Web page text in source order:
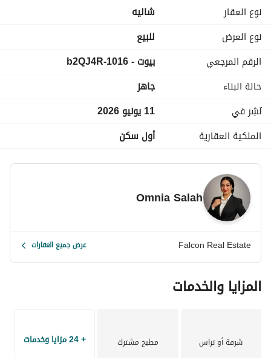
جاهزه من جميع الخدمات ( اساسيه - ترفيهيه )
خصم الكاش = 6,440,000
للتفاصيل وزياره القريه كلمني علي
او ابعتلي علي الواتساب اسكرين للـ اعلان وهبعتلك كل التفاصيل
نوع العقار
شاليه
نوع العرض
للبيع
الرقم المرجعي
بيوت - 1016-b2QJ4R
حالة البناء
جاهز
نُشِر في
11 يونيو 2026
الملكية العقارية
أول سكن
Omnia Salah
Falcon Real Estate عرض جميع العقارات
المزايا والخدمات
شرفة أو تراس مطبخ مشترك + 24 مزايا وخدمات